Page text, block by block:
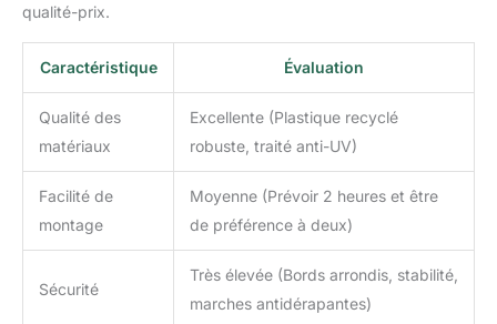
qualité-prix.
Caractéristique Évaluation
Qualité des
matériaux
Excellente (Plastique recyclé
robuste, traité anti-UV)
Facilité de
montage
Moyenne (Prévoir 2 heures et être
de préférence à deux)
Sécurité
Très élevée (Bords arrondis, stabilité,
marches antidérapantes)